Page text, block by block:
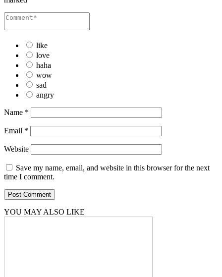
like
love
haha
wow
sad
angry
Name *
Email *
Website
Save my name, email, and website in this browser for the next
time I comment.
YOU MAY ALSO LIKE